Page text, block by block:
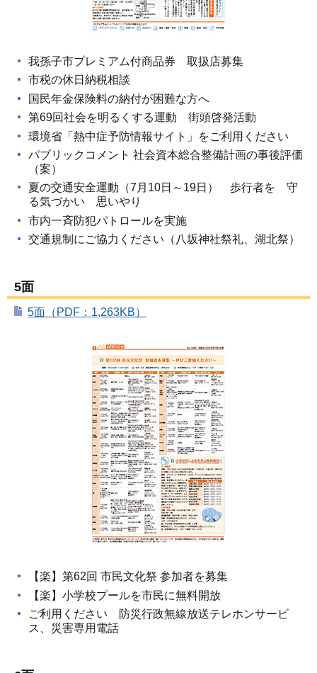
我孫子市プレミアム付商品券 取扱店募集
市税の休日納税相談
国民年金保険料の納付が困難な方へ
第69回社会を明るくする運動 街頭啓発活動
環境省「熱中症予防情報サイト」をご利用ください
パブリックコメント 社会資本総合整備計画の事後評価
（案）
夏の交通安全運動（7月10日～19日） 歩行者を 守
る気づかい 思いやり
市内一斉防犯パトロールを実施
交通規制にご協力ください（八坂神社祭礼、湖北祭）
5面
5面（PDF：1,263KB）
【楽】第62回 市民文化祭 参加者を募集
【楽】小学校プールを市民に無料開放
ご利用ください 防災行政無線放送テレホンサービ
ス、災害専用電話